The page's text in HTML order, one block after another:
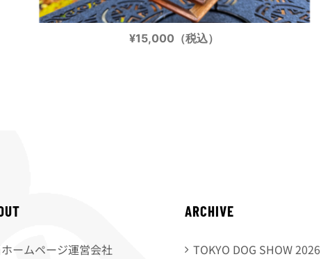
¥15,000（税込）
ームページ運営会社
ARCHIVE
TOKYO DOG SHOW 2026